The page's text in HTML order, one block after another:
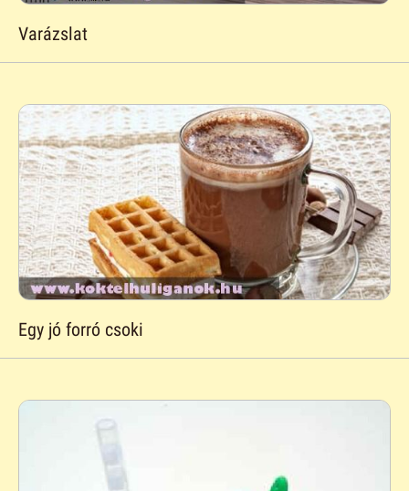
Varázslat
Egy jó forró csoki